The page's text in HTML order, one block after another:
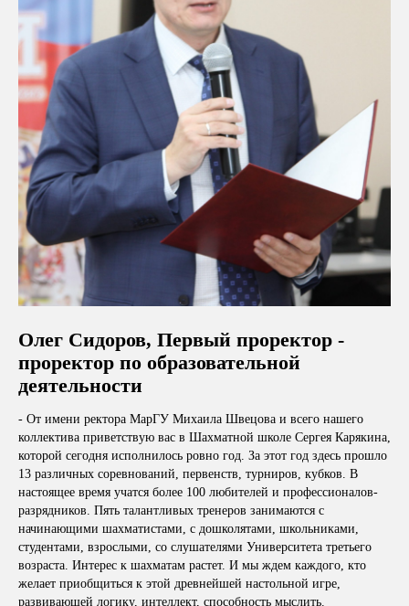
Олег Сидоров, Первый проректор -
проректор по образовательной
деятельности
- От имени ректора МарГУ Михаила Швецова и всего нашего
коллектива приветствую вас в Шахматной школе Сергея Карякина,
которой сегодня исполнилось ровно год. За этот год здесь прошло
13 различных соревнований, первенств, турниров, кубков. В
настоящее время учатся более 100 любителей и профессионалов-
разрядников. Пять талантливых тренеров занимаются с
начинающими шахматистами, с дошколятами, школьниками,
студентами, взрослыми, со слушателями Университета третьего
возраста. Интерес к шахматам растет. И мы ждем каждого, кто
желает приобщиться к этой древнейшей настольной игре,
развивающей логику, интеллект, способность мыслить.